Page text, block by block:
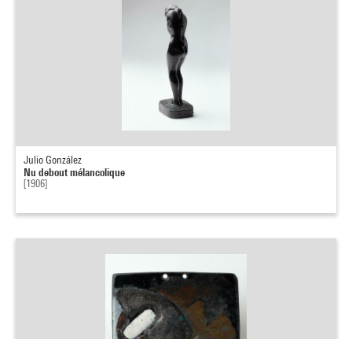
Julio González
Nu debout mélancolique
[1906]